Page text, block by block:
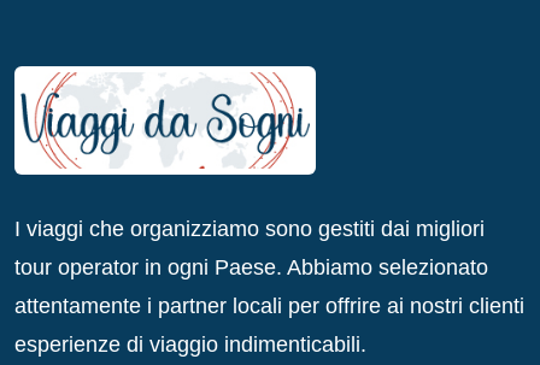
I viaggi che organizziamo sono gestiti dai migliori
tour operator in ogni Paese. Abbiamo selezionato
attentamente i partner locali per offrire ai nostri clienti
esperienze di viaggio indimenticabili.